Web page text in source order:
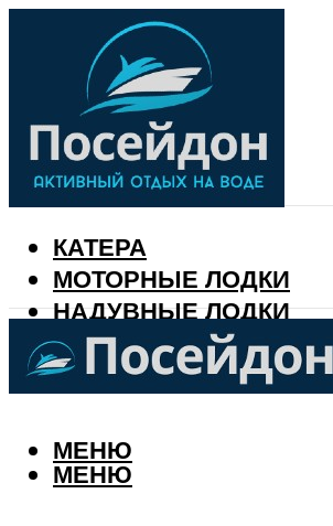
КАТЕРА
МОТОРНЫЕ ЛОДКИ
НАДУВНЫЕ ЛОДКИ
РЫБАЛКА
КАЛЕНДАРЬ РЫБАКА
МЕНЮ
МЕНЮ